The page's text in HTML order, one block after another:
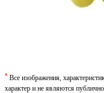
* Все изображения,
характер и не являются